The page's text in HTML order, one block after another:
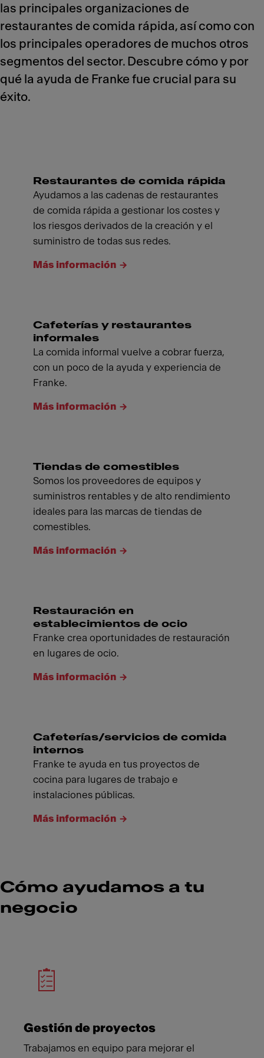
las principales organizaciones de
restaurantes de comida rápida, así como con
los principales operadores de muchos otros
segmentos del sector. Descubre cómo y por
qué la ayuda de Franke fue crucial para su
éxito.
Restaurantes de comida rápida
Ayudamos a las cadenas de restaurantes
de comida rápida a gestionar los costes y
los riesgos derivados de la creación y el
suministro de todas sus redes.
Más información
Cafeterías y restaurantes
informales
La comida informal vuelve a cobrar fuerza,
con un poco de la ayuda y experiencia de
Franke.
Más información
Tiendas de comestibles
Somos los proveedores de equipos y
suministros rentables y de alto rendimiento
ideales para las marcas de tiendas de
comestibles.
Más información
Restauración en
establecimientos de ocio
Franke crea oportunidades de restauración
en lugares de ocio.
Más información
Cafeterías/servicios de comida
internos
Franke te ayuda en tus proyectos de
cocina para lugares de trabajo e
instalaciones públicas.
Más información
Cómo ayudamos a tu
negocio
Gestión de proyectos
Trabajamos en equipo para mejorar el